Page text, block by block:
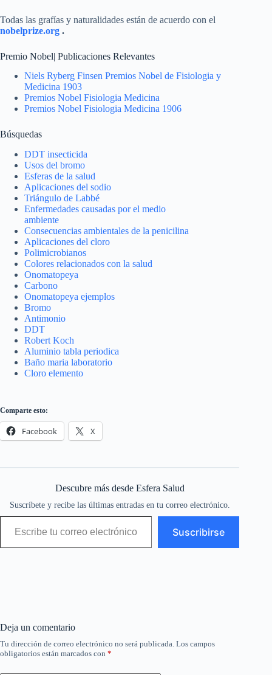
Todas las grafías y naturalidades están de acuerdo con el
nobelprize.org .
Premio Nobel| Publicaciones Relevantes
Niels Ryberg Finsen Premios Nobel de Fisiologia y
Medicina 1903
Premios Nobel Fisiologia Medicina
Premios Nobel Fisiologia Medicina 1906
Búsquedas
DDT insecticida
Usos del bromo
Esferas de la salud
Aplicaciones del sodio
Triángulo de Labbé
Enfermedades causadas por el medio
ambiente
Consecuencias ambientales de la penicilina
Aplicaciones del cloro
Polimicrobianos
Colores relacionados con la salud
Onomatopeya
Carbono
Onomatopeya ejemplos
Bromo
Antimonio
DDT
Robert Koch
Aluminio tabla periodica
Baño maria laboratorio
Cloro elemento
Comparte esto:
Facebook X
Descubre más desde Esfera Salud
Suscríbete y recibe las últimas entradas en tu correo electrónico.
Escribe tu correo electrónico…
Suscribirse
Deja un comentario
Tu dirección de correo electrónico no será publicada. Los campos
obligatorios están marcados con *